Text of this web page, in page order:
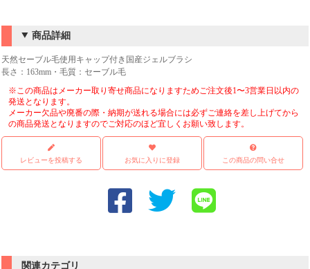
商品詳細
天然セーブル毛使用キャップ付き国産ジェルブラシ
長さ：163mm・毛質：セーブル毛
※この商品はメーカー取り寄せ商品になりますためご注文後1〜3営業日以内の
発送となります。
メーカー欠品や廃番の際・納期が送れる場合には必ずご連絡を差し上げてから
の商品発送となりますのでご対応のほど宜しくお願い致します。
レビューを投稿する お気に入りに登録 この商品の問い合せ
関連カテゴリ